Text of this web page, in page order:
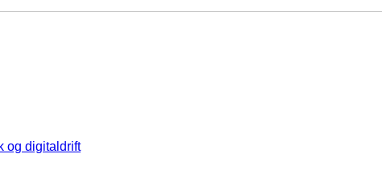
og digitaldrift